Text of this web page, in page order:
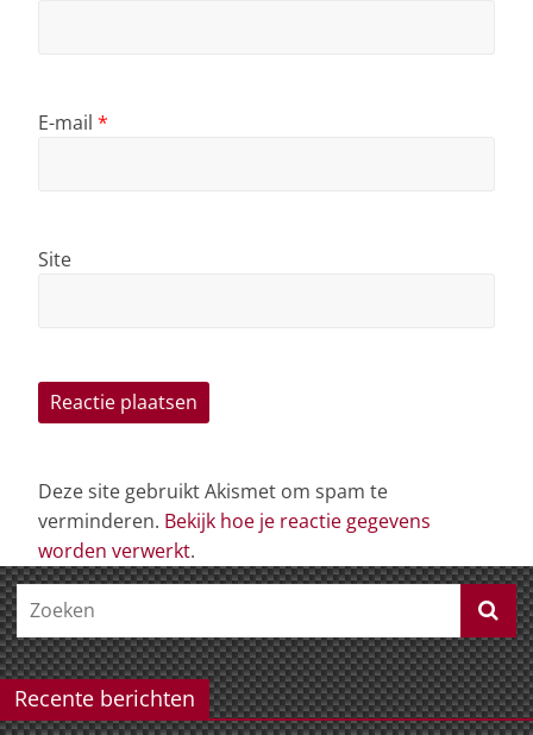
E-mail *
Site
Deze site gebruikt Akismet om spam te
verminderen. Bekijk hoe je reactie gegevens
worden verwerkt.
Recente berichten